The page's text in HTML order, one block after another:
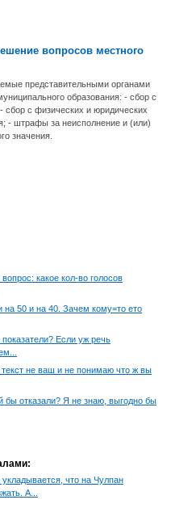
вопросов местного
представительными органами
образования: - сбор с
сбор с физических и юридических
- штрафы за неисполнение и (или)
значения.
какое кол-во голосов
на 50 и на 40. Зачем кому=то ето
Если уж речь
не ваш и не понимаю что ж вы
отказали? Я не знаю, выгодно бы
что на Чулпан
А...